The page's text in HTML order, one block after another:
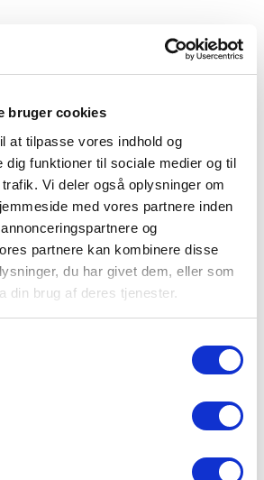
bruger cookies
at tilpasse vores indhold og
dig funktioner til sociale medier og til
Vi deler også oplysninger om
med vores partnere inden
og
partnere kan kombinere disse
du har givet dem, eller som
din brug af deres tjenester.